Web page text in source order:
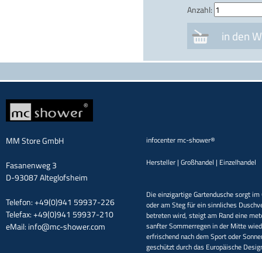
Anzahl:
MM Store GmbH
Fasanenweg 3
D-93087 Alteglofsheim
Telefon: +49(0)941 59937-226
Telefax: +49(0)941 59937-210
eMail: info@mc-shower.com
infocenter mc-shower®
Hersteller | Großhandel | Einzelhandel
Die einzigartige Gartendusche sorgt
oder am Steg für ein sinnliches
betreten wird, steigt am Rand eine
sanfter Sommerregen in der Mitte
erfrischend nach dem Sport oder
geschützt durch das Europäische